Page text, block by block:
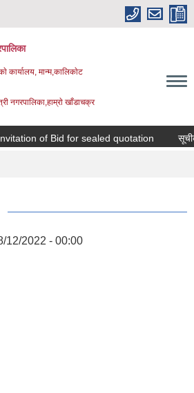
कार्यालय, मान्म,कालिकाेट
नगरपालिका,हाम्राे खाँडाचक्र
of Bid for sealed quotation
12/2022 - 00:00